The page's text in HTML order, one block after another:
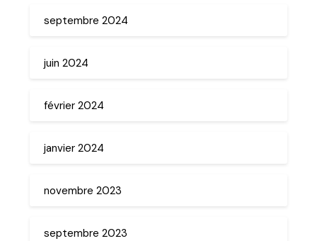
septembre 2024
juin 2024
février 2024
janvier 2024
novembre 2023
septembre 2023